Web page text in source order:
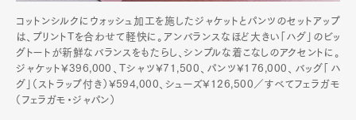
コットンシルクにウォッシュ加工を施したジャケットとパンツのセットアップ
は、プリントTを合わせて軽快に。アンバランスなほど大きい「ハグ」のビッ
グトートが新鮮なバランスをもたらし、シンプルな着こなしのアクセントに。
ジャケット¥396,000、Tシャツ¥71,500、パンツ¥176,000、バッグ「ハ
グ」（ストラップ付き）¥594,000、シューズ¥126,500／すべてフェラガモ
（フェラガモ・ジャパン）